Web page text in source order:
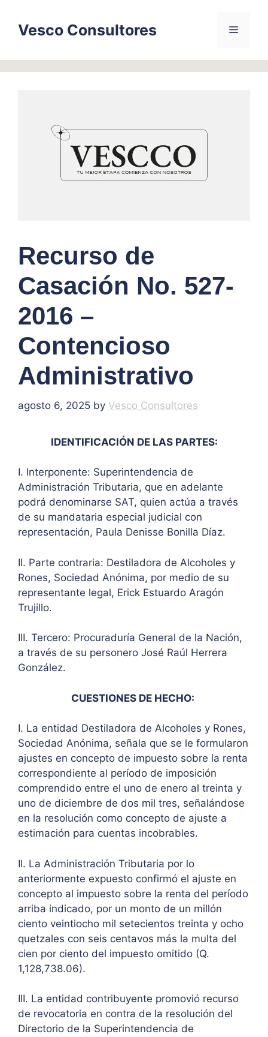
contentVesco Consultores Menu
Recurso de
Casación No. 527-
2016 –
Contencioso
Administrativo
agosto 6, 2025 by Vesco Consultores
IDENTIFICACIÓN DE LAS PARTES:
I. Interponente: Superintendencia de
Administración Tributaria, que en adelante
podrá denominarse SAT, quien actúa a través
de su mandataria especial judicial con
representación, Paula Denisse Bonilla Díaz.
II. Parte contraria: Destiladora de Alcoholes y
Rones, Sociedad Anónima, por medio de su
representante legal, Erick Estuardo Aragón
Trujillo.
III. Tercero: Procuraduría General de la Nación,
a través de su personero José Raúl Herrera
González.
CUESTIONES DE HECHO:
I. La entidad Destiladora de Alcoholes y Rones,
Sociedad Anónima, señala que se le formularon
ajustes en concepto de impuesto sobre la renta
correspondiente al período de imposición
comprendido entre el uno de enero al treinta y
uno de diciembre de dos mil tres, señalándose
en la resolución como concepto de ajuste a
estimación para cuentas incobrables.
II. La Administración Tributaria por lo
anteriormente expuesto confirmó el ajuste en
concepto al impuesto sobre la renta del período
arriba indicado, por un monto de un millón
ciento veintiocho mil setecientos treinta y ocho
quetzales con seis centavos más la multa del
cien por ciento del impuesto omitido (Q.
1,128,738.06).
III. La entidad contribuyente promovió recurso
de revocatoria en contra de la resolución del
Directorio de la Superintendencia de